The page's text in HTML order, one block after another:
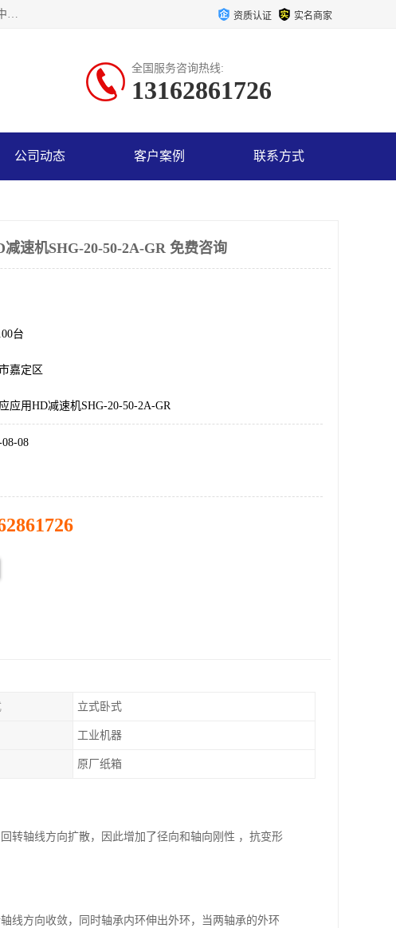
上海浜田实业有限公司专业致力于传动控制行业。面向工业机器人、半导体、机床、船舶、点胶、印刷、精密电子设备等行业中的运动控制技术。为日本哈默纳科（HarmonicDrive简称HD）中国地区定代理商，其生产的HarmonicDrive谐波减速机，具有轻量、小型、传动效率高、减速范围广、精度高等特点，被广泛应用于各种传动系统中。完善的技术，完善的售后，让您的选择无后顾之忧，欢迎您的来电洽谈！ 资质认证 实名商家
全国服务咨询热线:
13162861726
公司动态 客户案例 联系方式
速机SHG-20-50-2A-GR 免费咨询
台
市嘉定区
应用HD减速机SHG-20-50-2A-GR
08-08
立式卧式
工业机器
原厂纸箱
转轴线方向扩散，因此增加了径向和轴向刚性 ，抗变形
线方向收敛，同时轴承内环伸出外环，当两轴承的外环